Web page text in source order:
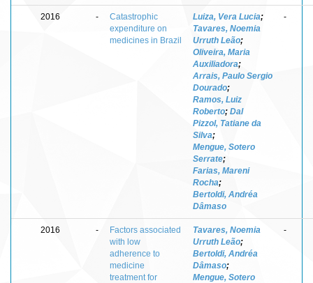
2016 -
Catastrophic
expenditure on
medicines in Brazil
Luiza, Vera Lucia;
Tavares, Noemia
Urruth Leão;
Oliveira, Maria
Auxiliadora;
Arrais, Paulo Sergio
Dourado;
Ramos, Luiz
Roberto; Dal
Pizzol, Tatiane da
Silva;
Mengue, Sotero
Serrate;
Farias, Mareni
Rocha;
Bertoldi, Andréa
Dâmaso
-
2016 -
Factors associated
with low
adherence to
medicine
treatment for
Tavares, Noemia
Urruth Leão;
Bertoldi, Andréa
Dâmaso;
Mengue, Sotero
-